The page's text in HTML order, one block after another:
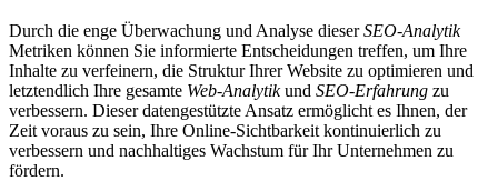
Durch die enge Überwachung und Analyse dieserSEO-Analytik
Metriken können Sie informierte Entscheidungen treffen, um Ihre
Inhalte zu verfeinern, die Struktur Ihrer Website zu optimieren und
letztendlich Ihre gesamte Web-Analytikund SEO-Erfahrung zu
verbessern. Dieser datengestützte Ansatz ermöglicht es Ihnen, der
Zeit voraus zu sein, Ihre Online-Sichtbarkeit kontinuierlich zu
verbessern und nachhaltiges Wachstum für Ihr Unternehmen zu
fördern.